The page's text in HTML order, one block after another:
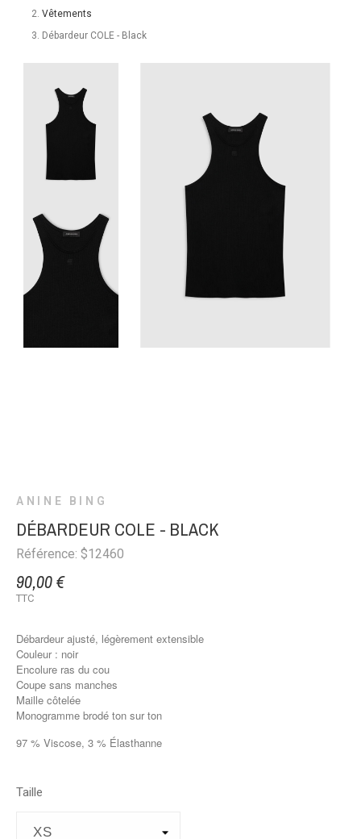
Vêtements
Débardeur COLE - Black
ANINE BING
DÉBARDEUR COLE - BLACK
Référence: $12460
90,00 €
TTC
Débardeur ajusté, légèrement extensible
Couleur : noir
Encolure ras du cou
Coupe sans manches
Maille côtelée
Monogramme brodé ton sur ton
97 % Viscose, 3 % Élasthanne
Taille